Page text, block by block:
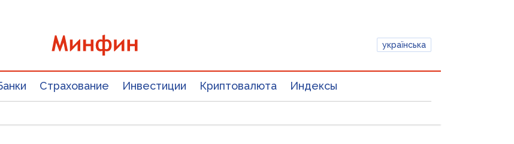
українська
Страхование Инвестиции Криптовалюта Индексы